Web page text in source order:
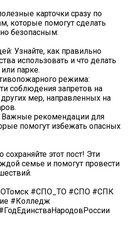
карточки сразу по
которые помогут сделать
безопасным:
Узнайте, как правильно
использовать и что делать
парке.
режима:
соблюдения запретов на
мер, направленных на
Важные рекомендации для
помогут избежать опасных
сохраняйте этот пост! Эти
семье и помогут провести
#СПО_ТО #СПО #СПК
#Колледж